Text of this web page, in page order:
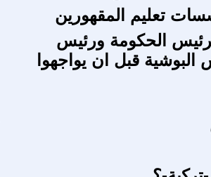
تعليم المقهورين
الحكومة ورئيس
قبل ان يواجهوا